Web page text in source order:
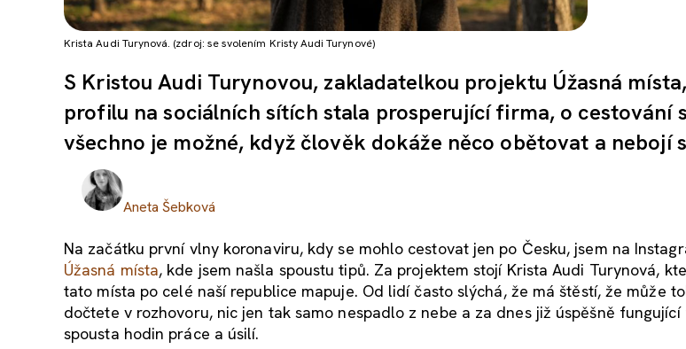
Krista Audi Turynová. (zdroj: se svolením Kristy Audi Turynové)
S Kristou Audi Turynovou, zakladatelkou projektu Úžasná
profilu na sociálních sítích stala prosperující firma, o cestování
všechno je možné, když člověk dokáže něco obětovat a nebojí
Aneta Šebková
Na začátku první vlny koronaviru, kdy se mohlo cestovat jen po Česku, jsem na
Úžasná místa, kde jsem našla spoustu tipů. Za projektem stojí Krista Audi Turynová,
tato místa po celé naší republice mapuje. Od lidí často slýchá, že má štěstí, že může
dočtete v rozhovoru, nic jen tak samo nespadlo z nebe a za dnes již úspěšně
spousta hodin práce a úsilí.